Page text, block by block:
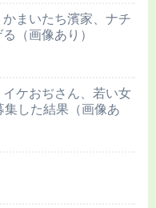
かまいたち濱家、ナチ
（画像あり）
イケおぢさん、若い女
集した結果（画像あ